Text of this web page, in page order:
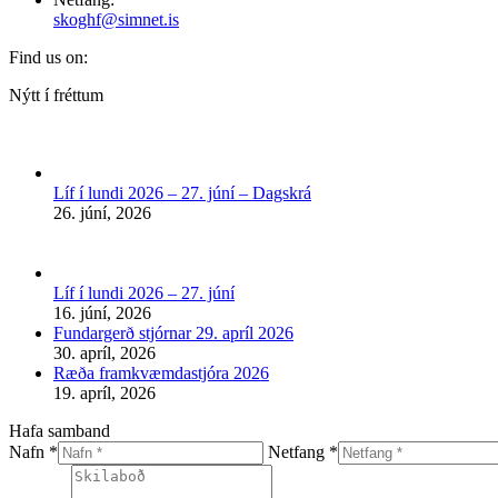
skoghf@simnet.is
Find us on:
Facebook
new
window
Nýtt í fréttum
Líf í lundi 2026 – 27. júní – Dagskrá
26. júní, 2026
Líf í lundi 2026 – 27. júní
16. júní, 2026
Fundargerð stjórnar 29. apríl 2026
30. apríl, 2026
Ræða framkvæmdastjóra 2026
19. apríl, 2026
Hafa samband
Nafn *
Netfang *